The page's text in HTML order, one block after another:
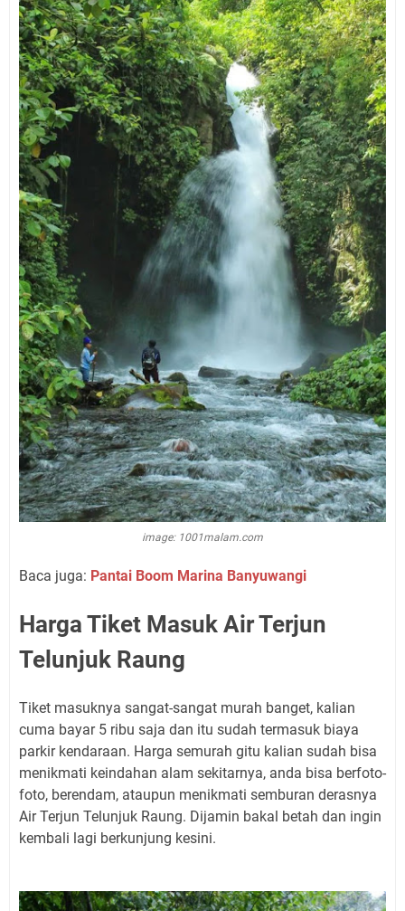
image: 1001malam.com
Baca juga: Pantai Boom Marina Banyuwangi
Harga Tiket Masuk Air Terjun
Telunjuk Raung
Tiket masuknya sangat-sangat murah banget, kalian
cuma bayar 5 ribu saja dan itu sudah termasuk biaya
parkir kendaraan. Harga semurah gitu kalian sudah bisa
menikmati keindahan alam sekitarnya, anda bisa berfoto-
foto, berendam, ataupun menikmati semburan derasnya
Air Terjun Telunjuk Raung. Dijamin bakal betah dan ingin
kembali lagi berkunjung kesini.